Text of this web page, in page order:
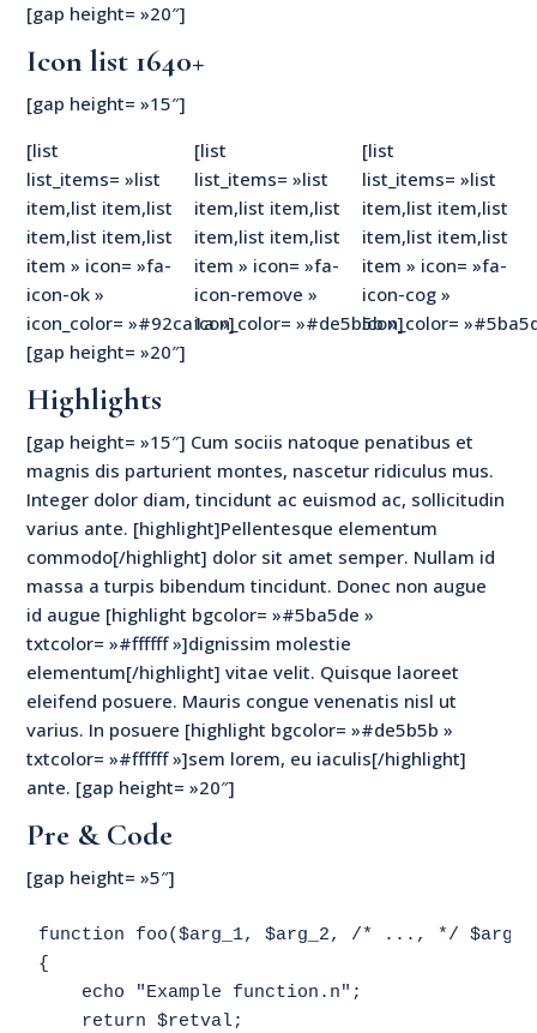
[gap height= »20″]
Icon list 1640+
[gap height= »15″]
[list
list_items= »list
item,list item,list
item,list item,list
item » icon= »fa-
icon-ok »
icon_color= »#92ca1a »]
[list
list_items= »list
item,list item,list
item,list item,list
item » icon= »fa-
icon-remove »
icon_color= »#de5b5b »]
[list
list_items= »list
item,list item,list
item,list item,list
item » icon= »fa-
icon-cog »
icon_color=
[gap height= »20″]
Highlights
[gap height= »15″] Cum sociis natoque penatibus et
magnis dis parturient montes, nascetur ridiculus mus.
Integer dolor diam, tincidunt ac euismod ac, sollicitudin
varius ante. [highlight]Pellentesque elementum
commodo[/highlight] dolor sit amet semper. Nullam id
massa a turpis bibendum tincidunt. Donec non augue
id augue [highlight bgcolor= »#5ba5de »
txtcolor= »#ffffff »]dignissim molestie
elementum[/highlight] vitae velit. Quisque laoreet
eleifend posuere. Mauris congue venenatis nisl ut
varius. In posuere [highlight bgcolor= »#de5b5b »
txtcolor= »#ffffff »]sem lorem, eu iaculis[/highlight]
ante. [gap height= »20″]
Pre & Code
[gap height= »5″]
function foo($arg_1, $arg_2, /* ..., */
{
    echo "Example function.n";
    return $retval;